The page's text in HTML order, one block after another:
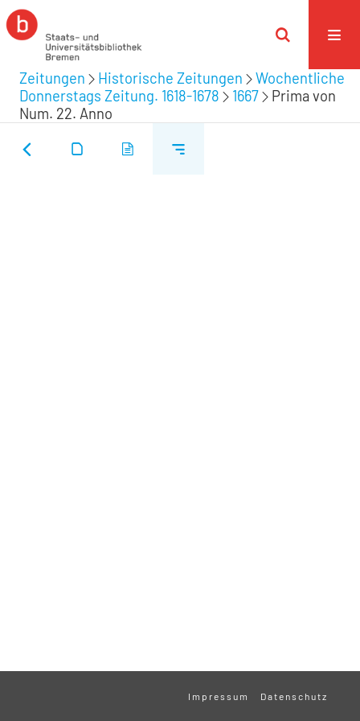
Zeitungen Historische Zeitungen
Wochentliche
Donnerstags Zeitung. 1618-1678
1667
Prima von
Num. 22. Anno
Impressum Datenschutz